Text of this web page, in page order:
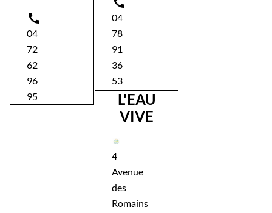

04
72
62
96
95
04
78
91
36
53
L'EAU
VIVE
4
Avenue
des
Romains